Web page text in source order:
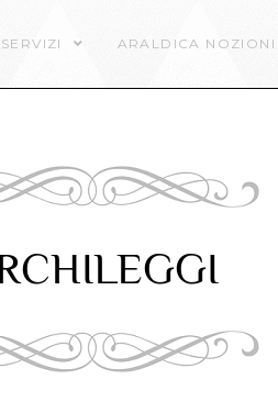
ARALDICA NOZIONI